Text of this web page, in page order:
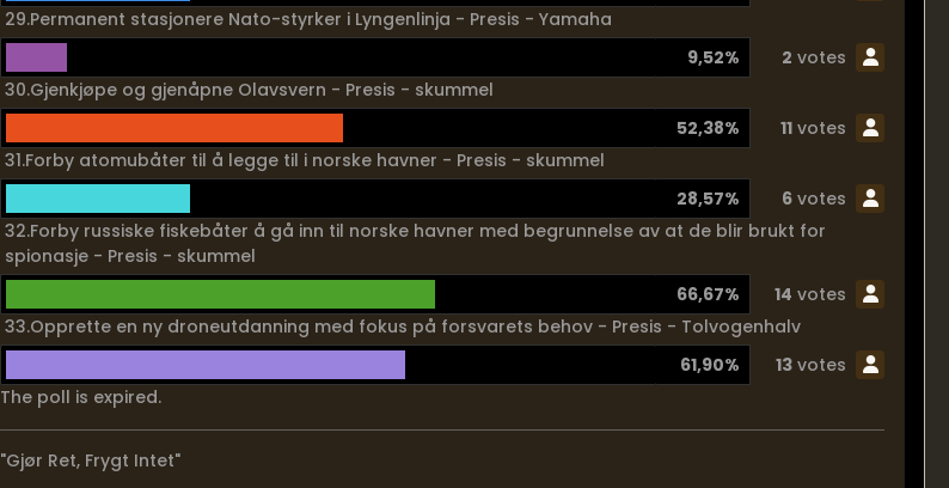
29.Permanent stasjonere Nato-styrker i Lyngenlinja - Presis - Yamaha
9,52%
2 votes
30.Gjenkjøpe og gjenåpne Olavsvern - Presis - skummel
52,38%
11 votes
31.Forby atomubåter til å legge til i norske havner - Presis - skummel
28,57%
6 votes
32.Forby russiske fiskebåter å gå inn til norske havner med begrunnelse av at de blir brukt for
spionasje - Presis - skummel
66,67%
14 votes
33.Opprette en ny droneutdanning med fokus på forsvarets behov - Presis - Tolvogenhalv
61,90%
13 votes
The poll is expired.
"Gjør Ret, Frygt Intet"